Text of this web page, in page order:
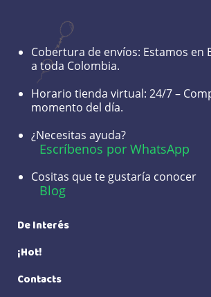
Cobertura de envíos: Estamos en
a toda Colombia.
Horario tienda virtual: 24/7 –
momento del día.
¿Necesitas ayuda?
Escríbenos por WhatsApp
Cositas que te gustaría conocer
Blog
De Interés
¡Hot!
Contacts